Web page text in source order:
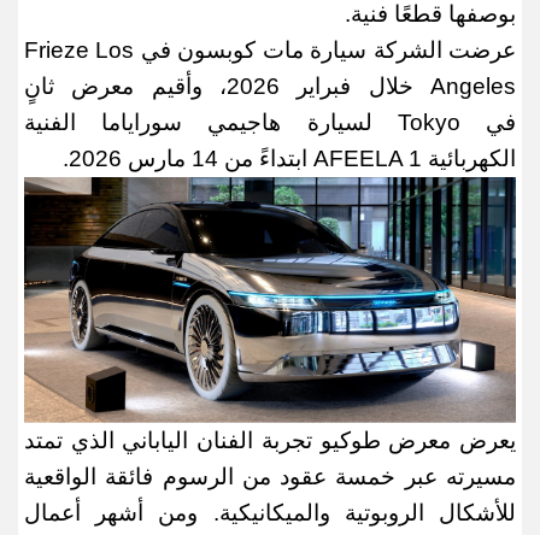
بوصفها قطعًا فنية.
عرضت الشركة سيارة مات كوبسون في Frieze Los
Angeles
خلال فبراير 2026، وأقيم معرض ثانٍ
في
لسيارة هاجيمي سوراياما الفنية
الكهربائية
ابتداءً من 14 مارس 2026 .
يعرض معرض طوكيو تجربة الفنان الياباني الذي تمتد
مسيرته عبر خمسة عقود من الرسوم فائقة الواقعية
للأشكال الروبوتية والميكانيكية. ومن أشهر أعمال